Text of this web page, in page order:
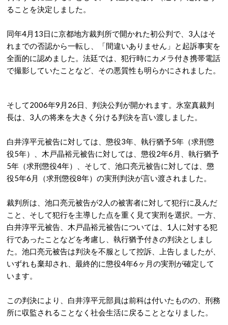
ることを決定しました。
同年4月13日に京都地方裁判所で開かれた初公判で、3人はそ
れまでの否認から一転し、「間違いありません」と起訴事実を
全面的に認めました。 法廷では、犯行時にカメラ付き携帯電話
で撮影していたことなど、その悪質性も明らかにされました。
そして2006年9月26日、判決公判が開かれます。氷室真裁判
長は、3人の将来を大きく分ける判決を言い渡しました。
白井淳平元被告に対しては、懲役3年、執行猶予5年（求刑懲
役5年）、 木戸晶裕元被告に対しては、懲役2年6月、執行猶予
5年（求刑懲役4年）、 そして、池口亮元被告に対しては、 懲
役5年6月（求刑懲役8年）の実刑判決が言い渡されました。
裁判所は、池口亮元被告が2人の被害者に対して犯行に及んだ
こと、そして犯行を主導した点を重く見て実刑を選択。一方、
白井淳平元被告、木戸晶裕元被告については、1人に対する犯
行であったことなどを考慮し、執行猶予付きの判決としまし
た。 池口亮元被告は判決を不服として控訴、上告しましたが、
いずれも棄却され、最終的に懲役4年6ヶ月の実刑が確定して
います。
この判決により、白井淳平元部員は前科は付いたものの、刑務
所に収監されることなく社会生活に戻ることとなりました。